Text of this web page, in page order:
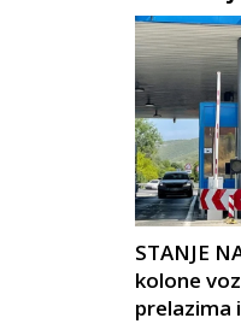
STANJE
kolone
prelazima